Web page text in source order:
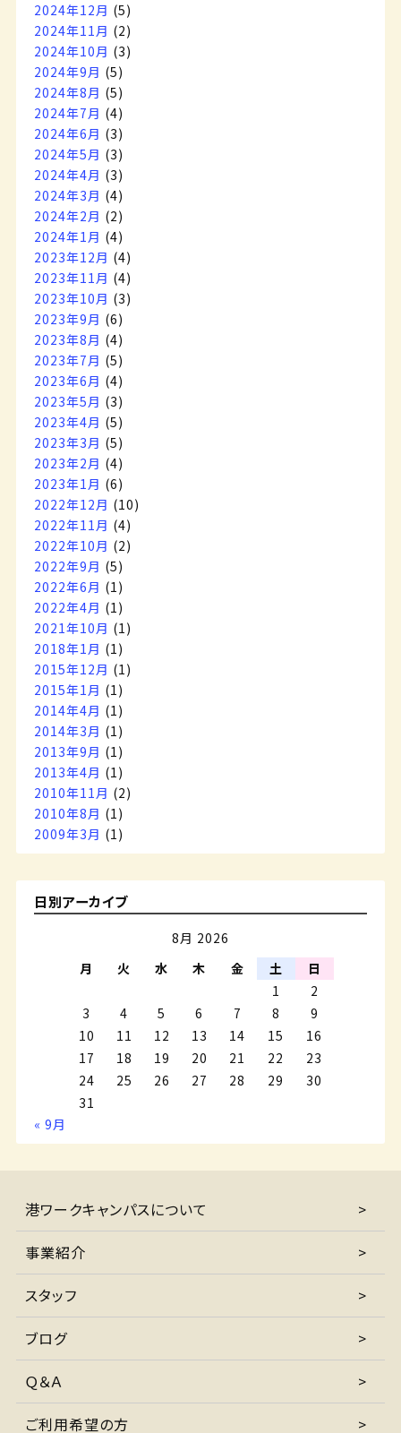
2024年12月 (5)
2024年11月 (2)
2024年10月 (3)
2024年9月 (5)
2024年8月 (5)
2024年7月 (4)
2024年6月 (3)
2024年5月 (3)
2024年4月 (3)
2024年3月 (4)
2024年2月 (2)
2024年1月 (4)
2023年12月 (4)
2023年11月 (4)
2023年10月 (3)
2023年9月 (6)
2023年8月 (4)
2023年7月 (5)
2023年6月 (4)
2023年5月 (3)
2023年4月 (5)
2023年3月 (5)
2023年2月 (4)
2023年1月 (6)
2022年12月 (10)
2022年11月 (4)
2022年10月 (2)
2022年9月 (5)
2022年6月 (1)
2022年4月 (1)
2021年10月 (1)
2018年1月 (1)
2015年12月 (1)
2015年1月 (1)
2014年4月 (1)
2014年3月 (1)
2013年9月 (1)
2013年4月 (1)
2010年11月 (2)
2010年8月 (1)
2009年3月 (1)
日別アーカイブ
8月 2026
月
火 水 木 金 土
日
1
2
3
4 5 6 7 8
9
10
11 12 13 14 15
16
17
18 19 20 21 22
23
24
25 26 27 28 29
30
31
« 9月
港ワークキャンパスについて
事業紹介
スタッフ
ブログ
Ｑ＆Ａ
ご利用希望の方